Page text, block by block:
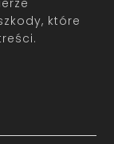
które